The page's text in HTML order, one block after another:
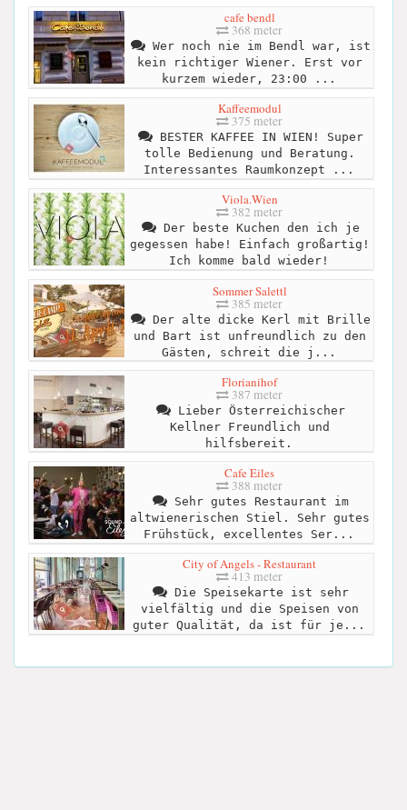
cafe bendl
368 meter
Wer noch nie im Bendl war, ist
kein richtiger Wiener. Erst vor
kurzem wieder, 23:00 ...
Kaffeemodul
375 meter
BESTER KAFFEE IN WIEN! Super
tolle Bedienung und Beratung.
Interessantes Raumkonzept ...
Viola.Wien
382 meter
Der beste Kuchen den ich je
gegessen habe! Einfach großartig!
Ich komme bald wieder!
Sommer Salettl
385 meter
Der alte dicke Kerl mit Brille
und Bart ist unfreundlich zu den
Gästen, schreit die j...
Florianihof
387 meter
Lieber Österreichischer
Kellner Freundlich und
hilfsbereit.
Cafe Eiles
388 meter
Sehr gutes Restaurant im
altwienerischen Stiel. Sehr gutes
Frühstück, excellentes Ser...
City of Angels - Restaurant
413 meter
Die Speisekarte ist sehr
vielfältig und die Speisen von
guter Qualität, da ist für je...